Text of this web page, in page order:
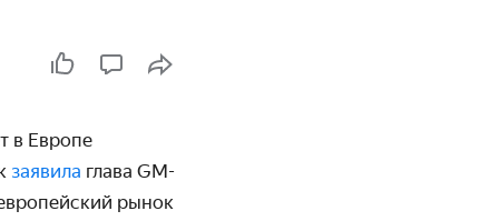
в Европе
заявила глава GM-
рынок